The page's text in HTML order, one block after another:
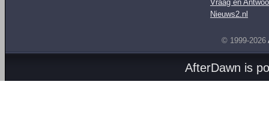
Vraag en
Nieuws2.nl
© 1999-2026
AfterDawn is